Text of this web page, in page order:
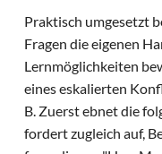
Praktisch umgesetzt
Fragen die eigenen
Lernmöglichkeiten
eines eskalierten
B. Zuerst ebnet die
fordert zugleich auf,